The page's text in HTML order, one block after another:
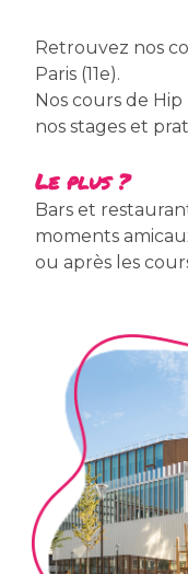
Retrouvez nos
Paris (11e).
Nos cours de Hip
nos stages et
Le plus ?
Bars et
moments
ou après les